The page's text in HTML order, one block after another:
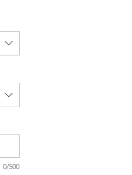
0/500